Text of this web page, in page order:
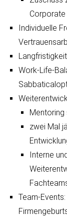
Individuelle
Work-Life-
zwei Mal
Interne
Team-